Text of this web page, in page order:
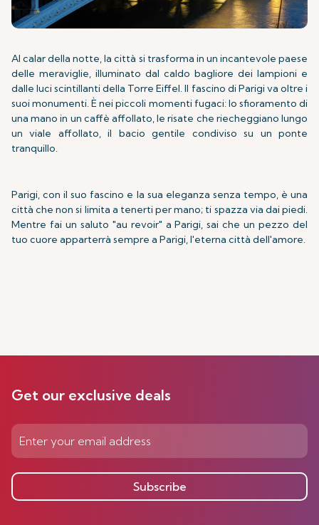
Al calar della notte, la città si trasforma in un incantevole paese
delle meraviglie, illuminato dal caldo bagliore dei lampioni e
dalle luci scintillanti della Torre Eiffel. Il fascino di Parigi va oltre i
suoi monumenti. È nei piccoli momenti fugaci: lo sfioramento di
una mano in un caffè affollato, le risate che riecheggiano lungo
un viale affollato, il bacio gentile condiviso su un ponte
tranquillo.
Parigi, con il suo fascino e la sua eleganza senza tempo, è una
città che non si limita a tenerti per mano; ti spazza via dai piedi.
Mentre fai un saluto "au revoir" a Parigi, sai che un pezzo del
tuo cuore apparterrà sempre a Parigi, l'eterna città dell'amore.
Get our exclusive deals
Subscribe